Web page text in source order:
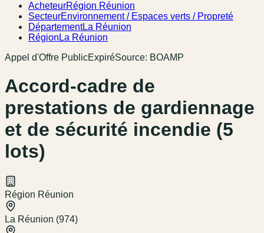
AcheteurRégion Réunion
SecteurEnvironnement / Espaces verts / Propreté
DépartementLa Réunion
Région La Réunion
Appel d'Offre PublicExpiréSource: BOAMP
Accord-cadre de
prestations de gardiennage
et de sécurité incendie (5
lots)
Région Réunion
La Réunion (974)